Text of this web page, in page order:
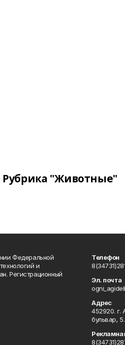
Рубрика "Животные"
Федеральной
и
Регистрационный
Телефон
Эл. почта
Адрес
452920. г.
бульвар, 5.